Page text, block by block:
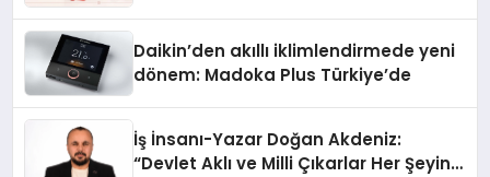
Daikin’den akıllı iklimlendirmede yeni
dönem: Madoka Plus Türkiye’de
İş İnsanı-Yazar Doğan Akdeniz:
“Devlet Aklı ve Milli Çıkarlar Her Şeyin